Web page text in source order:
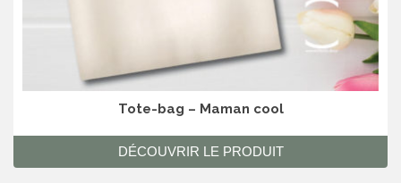
Tote-bag – Maman cool
DÉCOUVRIR LE PRODUIT